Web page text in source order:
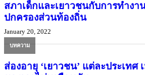
สภาเด็กและเยาวชนกับการทำง
ปกครองส่วนท้องถิ่น
January 20, 2022
บทความ
ส่องอายุ ‘เยาวชน’ แต่ละประเทศ